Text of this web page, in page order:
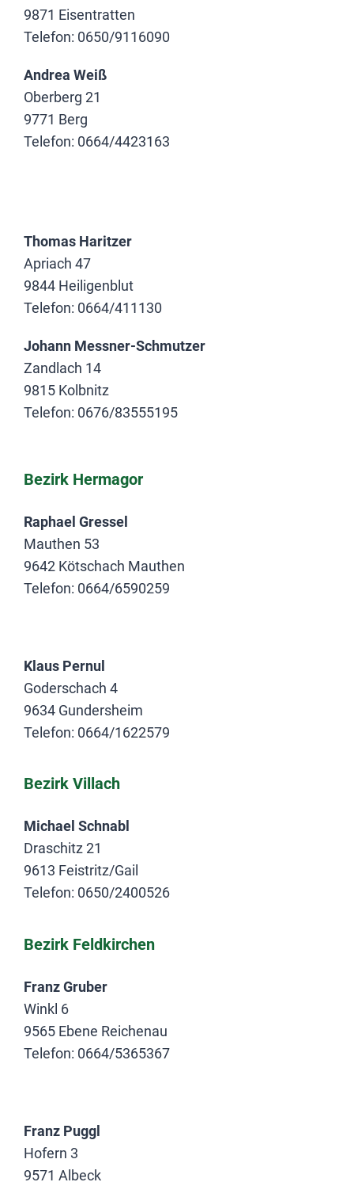
9871 Eisentratten
Telefon: 0650/9116090
Andrea Weiß
Oberberg 21
9771 Berg
Telefon: 0664/4423163
Thomas Haritzer
Apriach 47
9844 Heiligenblut
Telefon: 0664/411130
Johann Messner-Schmutzer
Zandlach 14
9815 Kolbnitz
Telefon: 0676/83555195
Bezirk Hermagor
Raphael Gressel
Mauthen 53
9642 Kötschach Mauthen
Telefon: 0664/6590259
Klaus Pernul
Goderschach 4
9634 Gundersheim
Telefon: 0664/1622579
Bezirk Villach
Michael Schnabl
Draschitz 21
9613 Feistritz/Gail
Telefon: 0650/2400526
Bezirk Feldkirchen
Franz Gruber
Winkl 6
9565 Ebene Reichenau
Telefon: 0664/5365367
Franz Puggl
Hofern 3
9571 Albeck